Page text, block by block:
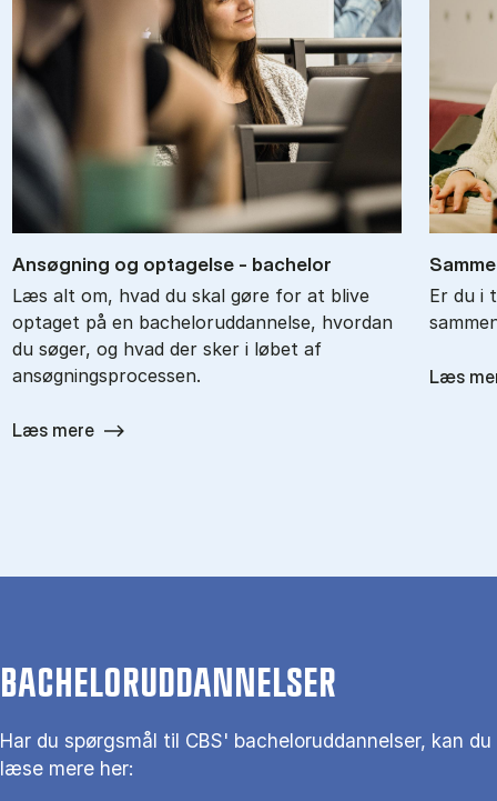
An­søg­ning og op­ta­gel­se - ba­chel­or
Læs alt om, hvad du skal gøre for at blive
optaget på en bacheloruddannelse, hvordan
du søger, og hvad der sker i løbet af
ansøgningsprocessen.
Læs mere
Er du i
Læs
BACHELORUDDANNELSER
Har du spørgsmål til CBS' bacheloruddannelser, kan du
læse mere her: